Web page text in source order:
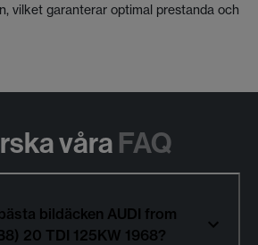
vilket garanterar optimal prestanda och
våra FAQ
bildäcken AUDI from
20 TDI 125KW 1968?